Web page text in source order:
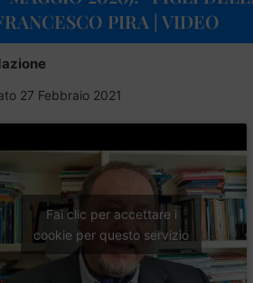
PIRA | VIDEO
27 Febbraio 2021
Fai clic per accettare i
cookie per questo servizio